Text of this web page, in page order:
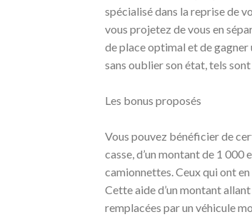
spécialisé dans la reprise de
vous projetez de vous en
de place optimal et de gagner
sans oublier son état, tels
Les bonus proposés
Vous pouvez bénéficier de
casse, d’un montant de 1 000
camionnettes. Ceux qui ont
Cette aide d’un montant
remplacées par un véhicule